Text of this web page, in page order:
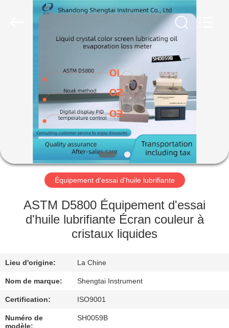
PRODUITS
SUJET
DE
NOUS
VISITE
D'USINE
DE
QUALITÉ
CONTACTEZ-
Équipement d'essai d'huile lubrifiante
ASTM D5800 Équipement d'essai
d'huile lubrifiante Écran couleur à
cristaux liquides
Lieu d'origine: La Chine
Nom de marque: Shengtai Instrument
Certification: ISO9001
Numéro de
modèle:
SH0059B